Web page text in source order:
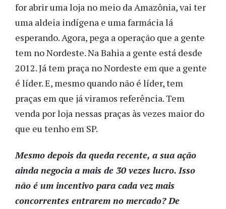
for abrir uma loja no meio da Amazônia, vai ter
uma aldeia indígena e uma farmácia lá
esperando. Agora, pega a operação que a gente
tem no Nordeste. Na Bahia a gente está desde
2012. Já tem praça no Nordeste em que a gente
é líder. E, mesmo quando não é líder, tem
praças em que já viramos referência. Tem
venda por loja nessas praças às vezes maior do
que eu tenho em SP.
Mesmo depois da queda recente, a sua ação
ainda negocia a mais de 30 vezes lucro. Isso
não é um incentivo para cada vez mais
concorrentes entrarem no mercado? De